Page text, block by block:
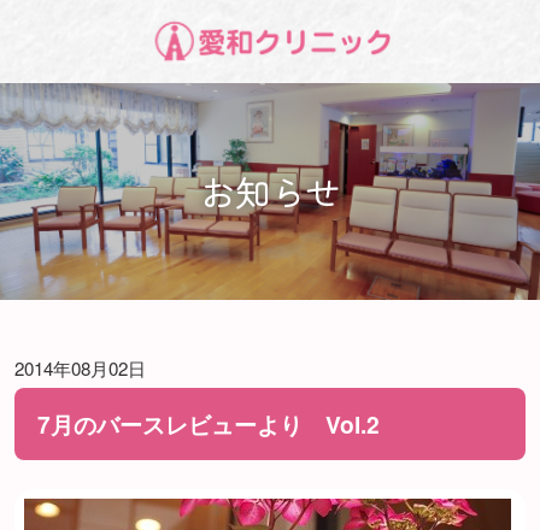
お知らせ
2014年08月02日
7月のバースレビューより Vol.2